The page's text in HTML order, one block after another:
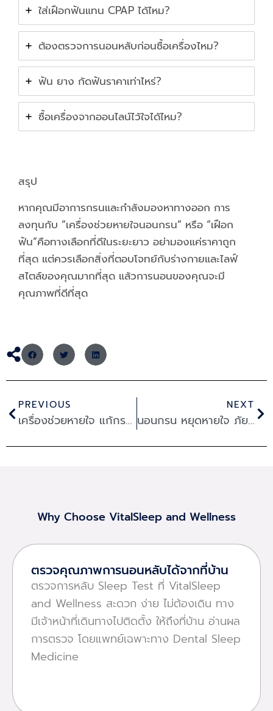
ใส่เฝือกฟันแทน CPAP ได้ไหม?
ต้องตรวจการนอนหลับก่อนซื้อเครื่องไหม?
ฟัน ยาง กัดฟันราคาเท่าไหร่?
ซื้อเครื่องจากออนไลน์ไว้ใจได้ไหม?
สรุป
หากคุณมีอาการกรนและกำลังมองหาทางออก การ
ลงทุนกับ “เครื่องช่วยหายใจนอนกรน” หรือ “เฝือก
ฟัน”คือทางเลือกที่ดีในระยะยาว อย่ามองแค่ราคาถูก
ที่สุด แต่ควรเลือกสิ่งที่ตอบโจทย์กับร่างกายและไลฟ์
สไตล์ของคุณมากที่สุด แล้วการนอนของคุณจะมี
คุณภาพที่ดีที่สุด
Prev
PREVIOUS
เครื่องช่วยหายใจ แก้กรน ราคาเท่าไหร่? เลือกยังไงให้คุ้มค่า พร้อมทางเลือกอื่นที่ได้ผลจริง
NEXT
นอนกรน หยุดหายใจ ภัยเงียบที่ไม่ควรมองข้าม
Why Choose VitalSleep and Wellness
ตรวจคุณภาพการนอนหลับได้จากที่บ้าน
ตรวจการหลับ Sleep Test ที่ VitalSleep
and Wellness สะดวก ง่าย ไม่ต้องเดิน ทาง
มีเจ้าหน้าที่เดินทางไปติดตั้ง ให้ถึงที่บ้าน อ่านผล
การตรวจ โดยแพทย์เฉพาะทาง Dental Sleep
Medicine